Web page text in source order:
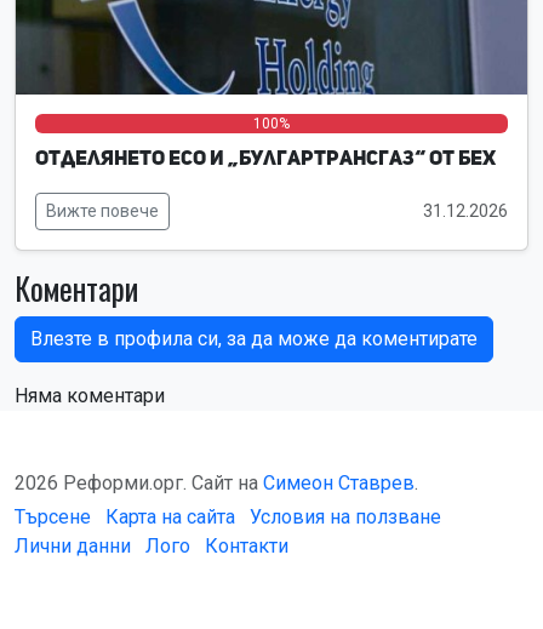
0%
0% 100%
Отделянето ЕСО и „Булгартрансгаз“ от БЕХ
Вижте повече 31.12.2026
Коментари
Влезте в профила си, за да може да коментирате
Няма коментари
2026 Реформи.орг. Сайт на Симеон Ставрев.
Търсене
Карта на сайта
Условия на ползване
Лични данни
Лого Контакти